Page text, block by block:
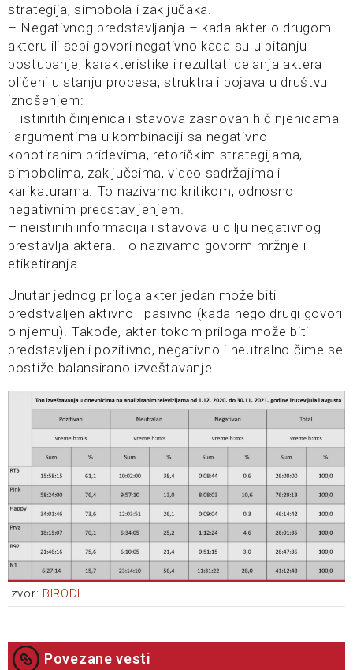
strategija, simobola i zaključaka.
– Negativnog predstavljanja – kada akter o drugom
akteru ili sebi govori negativno kada su u pitanju
postupanje, karakteristike i rezultati delanja aktera
oličeni u stanju procesa, struktra i pojava u društvu
iznošenjem:
– istinitih činjenica i stavova zasnovanih činjenicama
i argumentima u kombinaciji sa negativno
konotiranim pridevima, retoričkim strategijama,
simobolima, zaključcima, video sadržajima i
karikaturama. To nazivamo kritikom, odnosno
negativnim predstavljenjem.
– neistinih informacija i stavova u cilju negativnog
prestavlja aktera. To nazivamo govorm mržnje i
etiketiranja
Unutar jednog priloga akter jedan može biti
predstvaljen aktivno i pasivno (kada nego drugi govori
o njemu). Takođe, akter tokom priloga može biti
predstavljen i pozitivno, negativno i neutralno čime se
postiže balansirano izveštavanje.
Izvor: BIRODI
Povezane vesti